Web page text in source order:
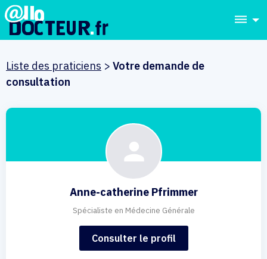
dehaze
Liste des praticiens > Votre demande de
consultation
Anne-catherine Pfrimmer
Spécialiste en Médecine Générale
Consulter le profil